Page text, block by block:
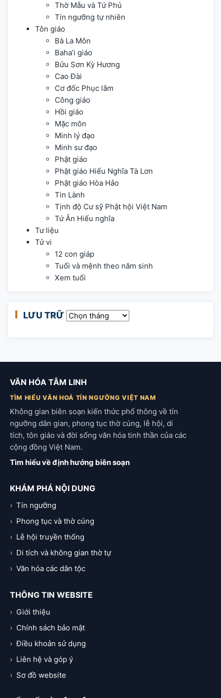
Thờ Mẫu và Tứ Phủ
Tín ngưỡng tự nhiên
Tôn giáo
Bà La Môn
Baha’i giáo
Bửu Sơn Kỳ Hương
Cao Đài
Cơ đốc Phục lâm
Công giáo
Hồi giáo
Mặc môn
Minh lý đạo
Minh sư đạo
Phật giáo
Phật giáo Hiếu Nghĩa Tà Lơn
Phật giáo Hòa Hảo
Tin Lành
Tịnh độ Cư sỹ Phật hội Việt Nam
Tứ Ân Hiếu nghĩa
Tư liệu
Tử vi
12 con giáp
Tuổi và mệnh theo năm sinh
Xem tuổi
LƯU TRỮ Lưu trữ
VĂN HÓA TÂM LINH
TÌM HIỂU VĂN HOÁ TÍN NGƯỠNG VIỆT NAM
Không gian biên soạn kiến thức phổ thông về tín
ngưỡng dân gian, phong tục thờ cúng, lễ hội, di
tích, tôn giáo và đời sống văn hóa tinh thần của các
cộng đồng Việt Nam.
Tìm hiểu về định hướng biên soạn
KHÁM PHÁ NỘI DUNG
Tín ngưỡng
Phong tục và thờ cúng
Lễ hội truyền thống
Di tích và không gian thờ tự
Văn hóa các dân tộc
THÔNG TIN WEBSITE
Giới thiệu
Chính sách bảo mật
Điều khoản sử dụng
Liên hệ và góp ý
Sơ đồ website